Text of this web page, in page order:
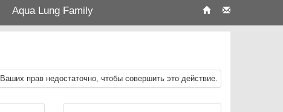
Aqua Lung Family
Ваших прав недостаточно, чтобы совершить это действие.